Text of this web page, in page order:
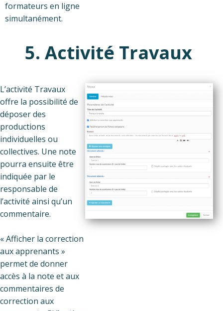
formateurs en ligne
simultanément.
5. Activité Travaux
L’activité Travaux
offre la possibilité de
déposer des
productions
individuelles ou
collectives. Une note
pourra ensuite être
indiquée par le
responsable de
l’activité ainsi qu’un
commentaire.
« Afficher la correction
aux apprenants »
permet de donner
accès à la note et aux
commentaires de
correction aux